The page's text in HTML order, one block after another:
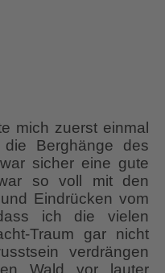
mich zuerst einmal
Berghänge des
sicher eine gute
so voll mit den
Eindrücken vom
ich die vielen
Traum gar nicht
verdrängen
Wald vor lauter